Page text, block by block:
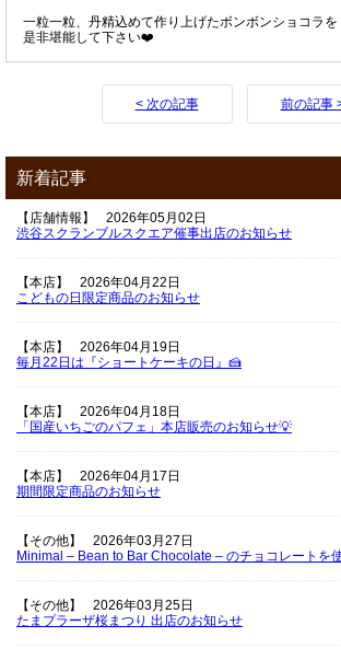
一粒一粒、丹精込めて作り上げたボンボンショコラを
是非堪能して下さい❤️
< 次の記事 前の記事
新着記事
【店舗情報】
2026年05月02日
渋谷スクランブルスクエア催事出店のお知らせ
【本店】
2026年04月22日
こどもの日限定商品のお知らせ
【本店】
2026年04月19日
毎月22日は『ショートケーキの日』🍰
【本店】
2026年04月18日
「国産いちごのパフェ」本店販売のお知らせ💡
【本店】
2026年04月17日
期間限定商品のお知らせ
【その他】
2026年03月27日
Minimal – Bean to Bar Chocolate – のチョコレートを
【その他】
2026年03月25日
たまプラーザ桜まつり 出店のお知らせ